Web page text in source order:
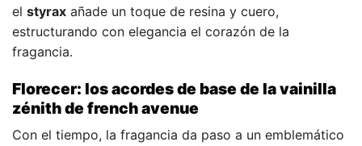
el styrax añade un toque de resina y cuero,
estructurando con elegancia el corazón de la
fragancia.
Florecer: los acordes de base de la vainilla
zénith de french avenue
Con el tiempo, la fragancia da paso a un emblemático